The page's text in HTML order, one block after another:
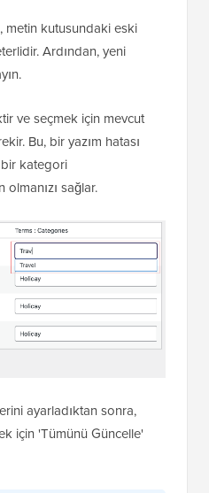
metin kutusundaki eski
Ardından, yeni
ve seçmek için mevcut
Bu, bir yazım hatası
bir kategori
olmanızı sağlar.
ayarladıktan sonra,
için 'Tümünü Güncelle'